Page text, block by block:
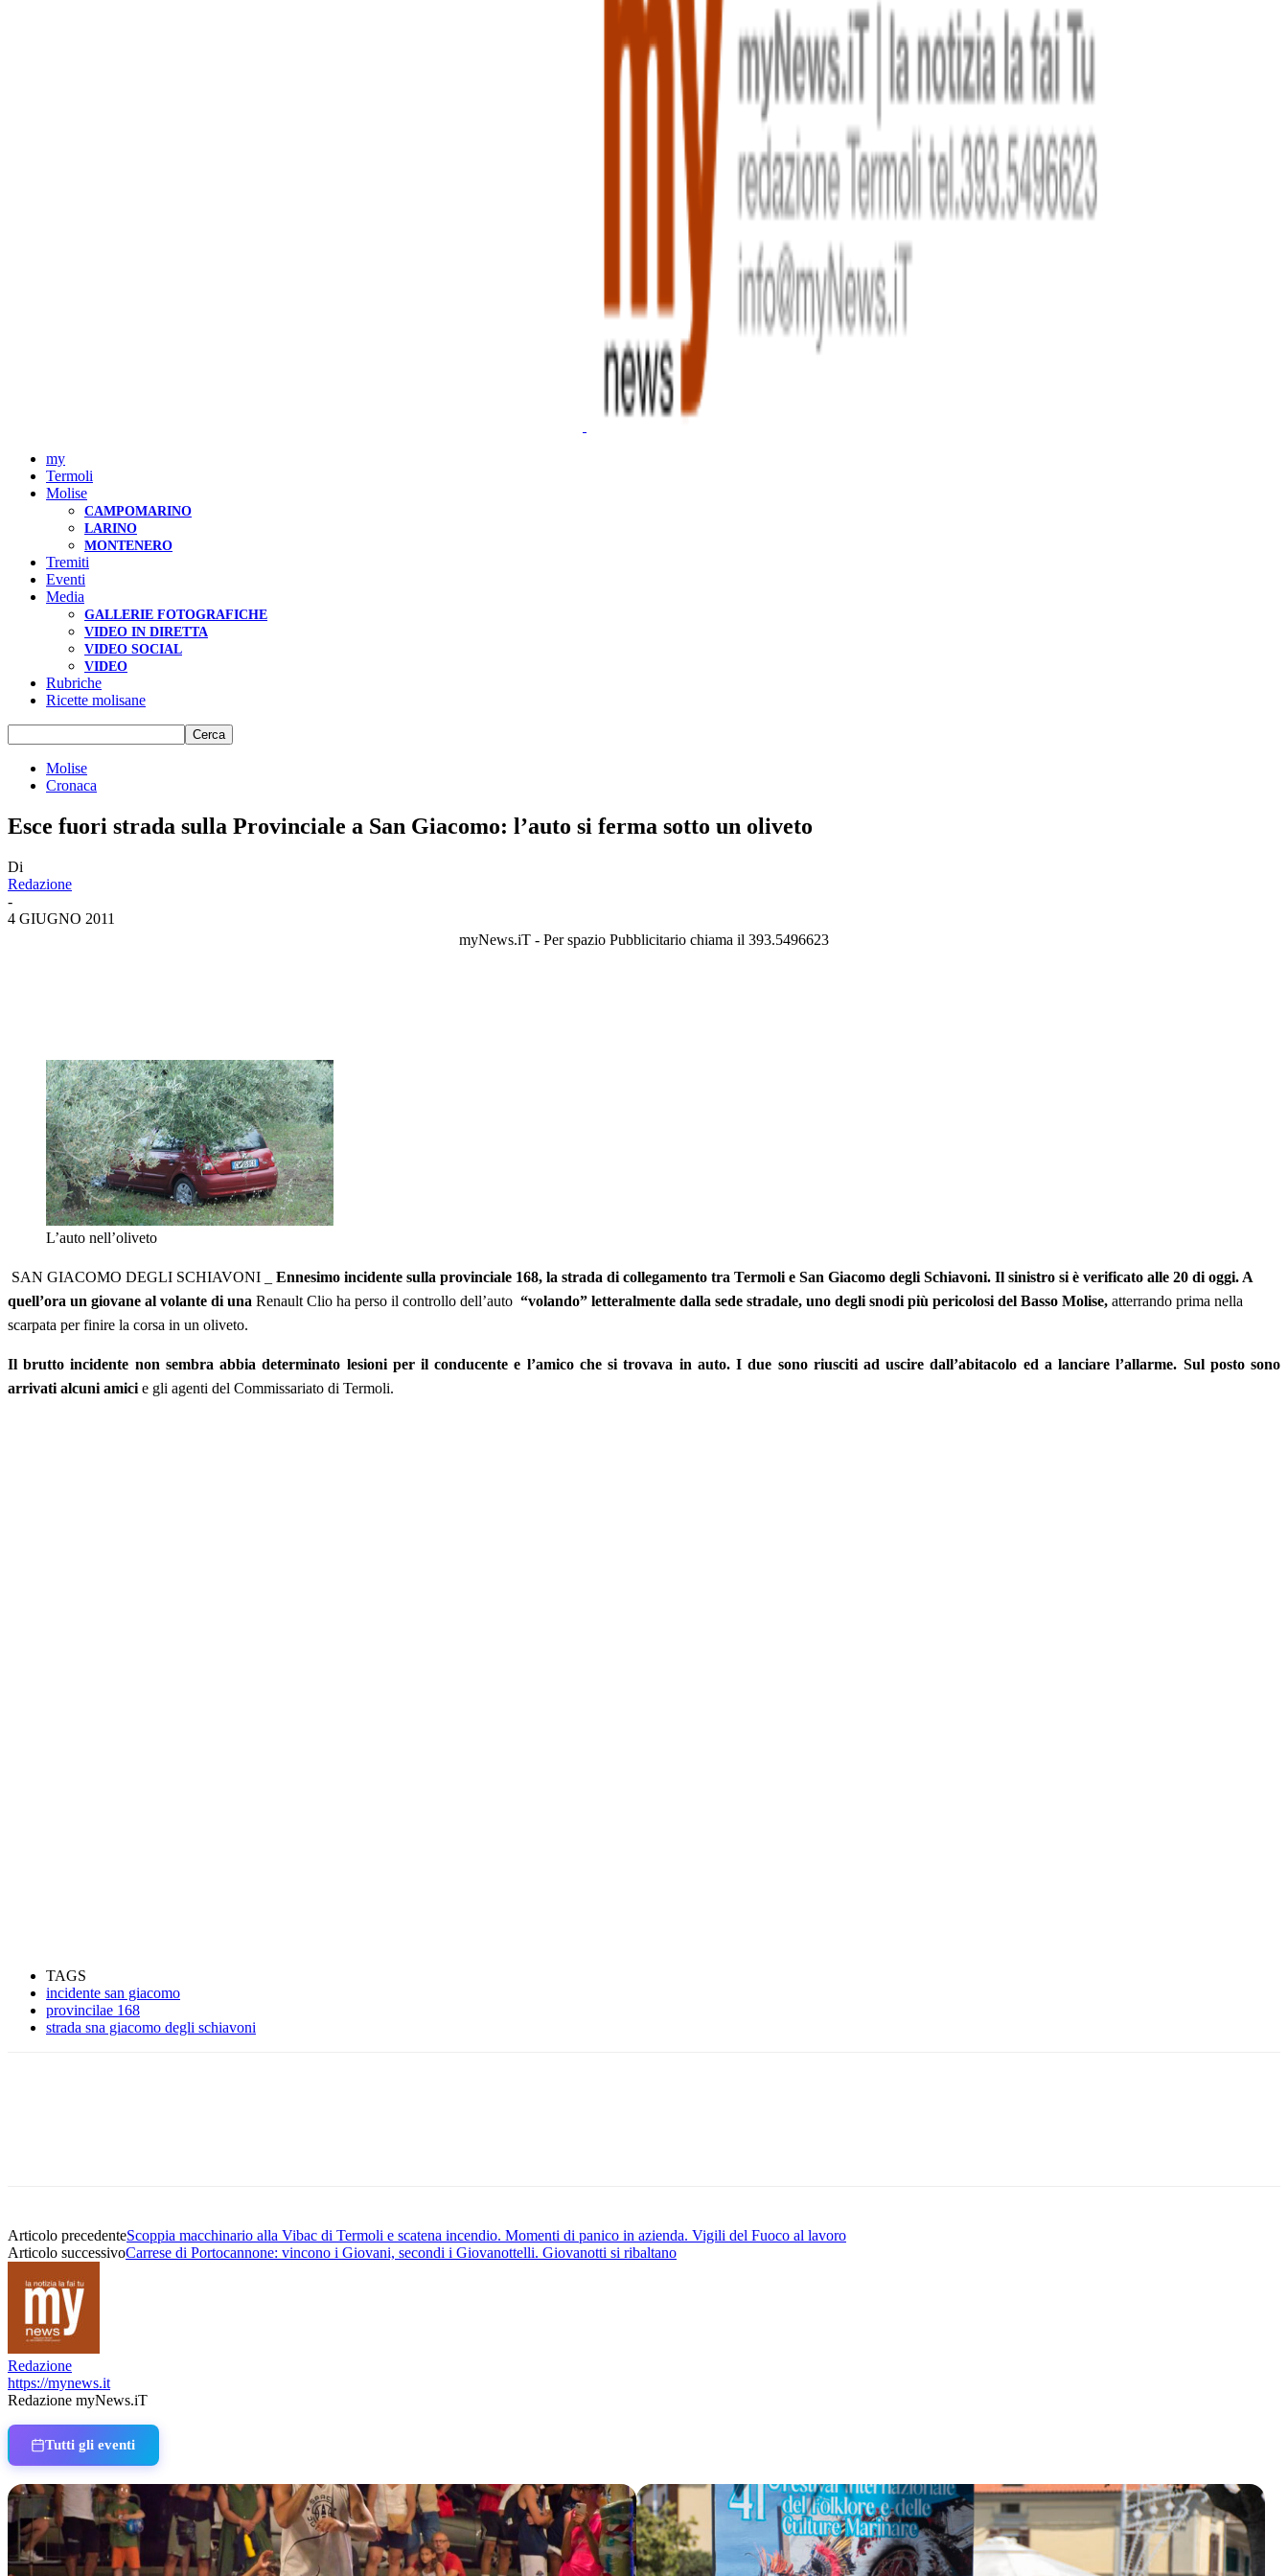
my
Termoli
Molise
CAMPOMARINO
LARINO
MONTENERO
Tremiti
Eventi
Media
GALLERIE FOTOGRAFICHE
VIDEO IN DIRETTA
VIDEO SOCIAL
VIDEO
Rubriche
Ricette molisane
Molise
Cronaca
Esce fuori strada sulla Provinciale a San Giacomo: l’auto si ferma sotto un oliveto
Di
Redazione
-
4 GIUGNO 2011
myNews.iT - Per spazio Pubblicitario chiama il 393.5496623
L’auto nell’oliveto
SAN GIACOMO DEGLI SCHIAVONI _ Ennesimo incidente sulla provinciale 168, la strada di collegamento tra Termoli e San Giacomo degli Schiavoni. Il sinistro si è verificato alle 20 di oggi. A
quell’ora un giovane al volante di una Renault Clio ha perso il controllo dell’auto “volando” letteralmente dalla sede stradale, uno degli snodi più pericolosi del Basso Molise, atterrando prima nella
scarpata per finire la corsa in un oliveto.
Il brutto incidente non sembra abbia determinato lesioni per il conducente e l’amico che si trovava in auto. I due sono riusciti ad uscire dall’abitacolo ed a lanciare l’allarme. Sul posto sono
arrivati alcuni amici e gli agenti del Commissariato di Termoli.
TAGS
incidente san giacomo
provincilae 168
strada sna giacomo degli schiavoni
Articolo precedenteScoppia macchinario alla Vibac di Termoli e scatena incendio. Momenti di panico in azienda. Vigili del Fuoco al lavoro
Articolo successivoCarrese di Portocannone: vincono i Giovani, secondi i Giovanottelli. Giovanotti si ribaltano
Redazione
https://mynews.it
Redazione myNews.iT
Tutti gli eventi